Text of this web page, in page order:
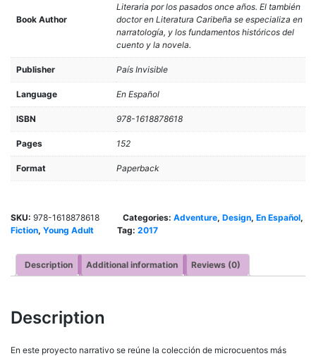
Book Author
Literaria por los pasados once años. El también
doctor en Literatura Caribeña se especializa en
narratología, y los fundamentos históricos del
cuento y la novela.
Publisher País Invisible
Language En Español
ISBN 978-1618878618
Pages 152
Format Paperback
SKU: 978-1618878618 Categories: Adventure, Design, En Español,
Fiction, Young Adult Tag: 2017
Description Additional information Reviews (0)
Description
En este proyecto narrativo se reúne la colección de microcuentos más